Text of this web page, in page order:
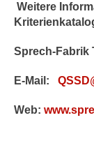
Weitere
Sprech-Fabrik
E-Mail:
Web: